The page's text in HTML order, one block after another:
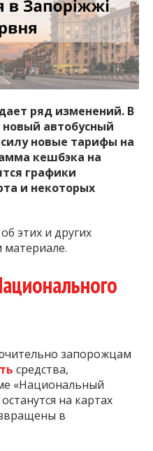
о событиях
Запорожья и области.
ряд изменений. В
автобусный
новые тарифы на
кешбэка на
графики
и некоторых
этих и других
запорожцам
средства,
«Национальный
на картах
в